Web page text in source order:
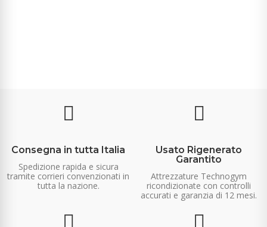
Consegna in tutta Italia
Spedizione rapida e sicura
tramite corrieri convenzionati in
tutta la nazione.
Usato Rigenerato
Garantito
Attrezzature Technogym
ricondizionate con controlli
accurati e garanzia di 12 mesi.